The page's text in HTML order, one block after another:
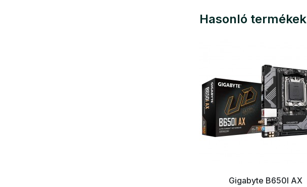
Hasonló termékek
Gigabyte B650I AX